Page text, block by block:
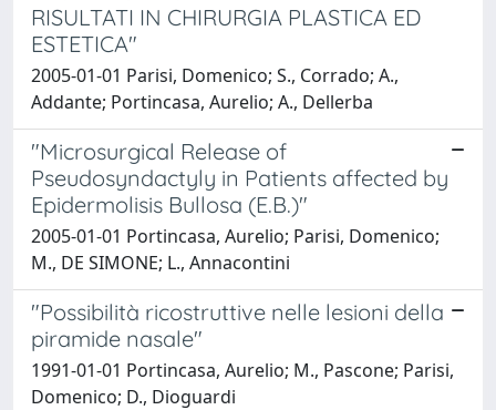
RISULTATI IN CHIRURGIA PLASTICA ED
ESTETICA"
2005-01-01 Parisi, Domenico; S., Corrado; A.,
Addante; Portincasa, Aurelio; A., Dellerba
"Microsurgical Release of
Pseudosyndactyly in Patients affected by
Epidermolisis Bullosa (E.B.)"
2005-01-01 Portincasa, Aurelio; Parisi, Domenico;
M., DE SIMONE; L., Annacontini
"Possibilità ricostruttive nelle lesioni della
piramide nasale"
1991-01-01 Portincasa, Aurelio; M., Pascone; Parisi,
Domenico; D., Dioguardi